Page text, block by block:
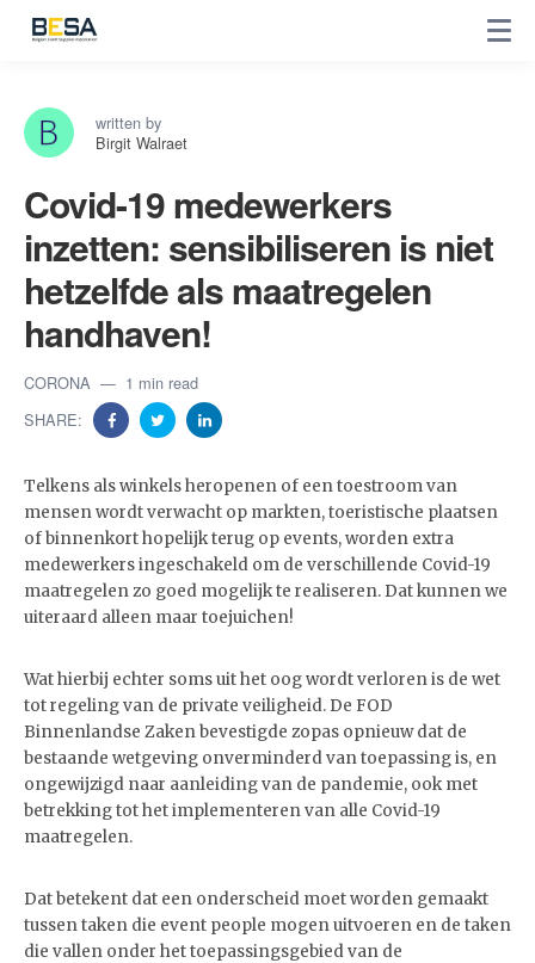
written by
Birgit Walraet
Covid-19 medewerkers
inzetten: sensibiliseren is niet
hetzelfde als maatregelen
handhaven!
CORONA
1 min read
SHARE:
Telkens als winkels heropenen of een toestroom van
mensen wordt verwacht op markten, toeristische plaatsen
of binnenkort hopelijk terug op events, worden extra
medewerkers ingeschakeld om de verschillende Covid-19
maatregelen zo goed mogelijk te realiseren. Dat kunnen we
uiteraard alleen maar toejuichen!
Wat hierbij echter soms uit het oog wordt verloren is de wet
tot regeling van de private veiligheid. De FOD
Binnenlandse Zaken bevestigde zopas opnieuw dat de
bestaande wetgeving onverminderd van toepassing is, en
ongewijzigd naar aanleiding van de pandemie, ook met
betrekking tot het implementeren van alle Covid-19
maatregelen.
Dat betekent dat een onderscheid moet worden gemaakt
tussen taken die event people mogen uitvoeren en de taken
die vallen onder het toepassingsgebied van de